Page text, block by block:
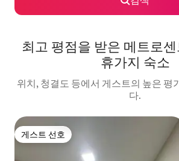
최고 평점을 받은 메트로
휴가지 숙소
위치, 청결도 등에서 게스트의 높은 평
다.
게스트 선호
게스트 선호